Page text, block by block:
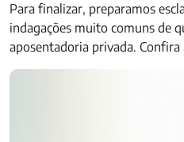
Para finalizar, preparamos
indagações muito comuns de
aposentadoria privada. Confira